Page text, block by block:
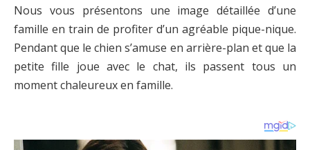
Nous vous présentons une image détaillée d’une
famille en train de profiter d’un agréable pique-nique.
Pendant que le chien s’amuse en arrière-plan et que la
petite fille joue avec le chat, ils passent tous un
moment chaleureux en famille.